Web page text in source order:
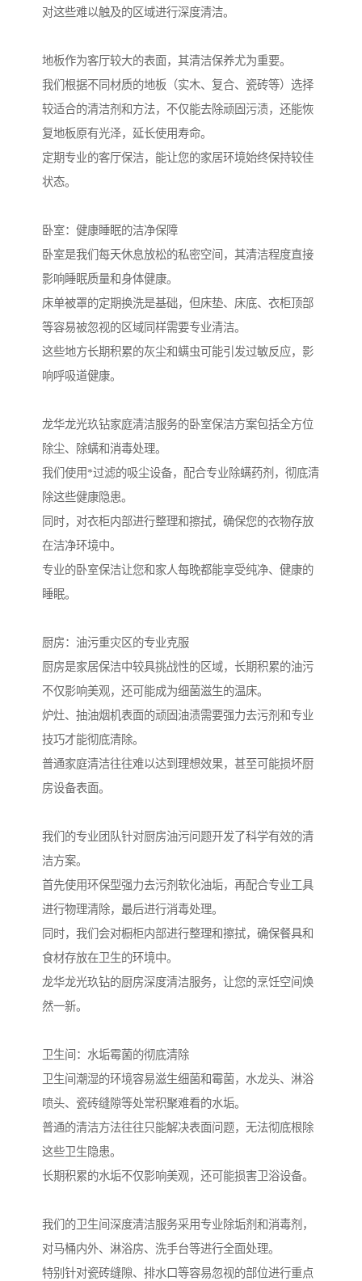
对这些难以触及的区域进行深度清洁。
地板作为客厅较大的表面，其清洁保养尤为重要。
我们根据不同材质的地板（实木、复合、瓷砖等）选择
较适合的清洁剂和方法，不仅能去除顽固污渍，还能恢
复地板原有光泽，延长使用寿命。
定期专业的客厅保洁，能让您的家居环境始终保持较佳
状态。
卧室：健康睡眠的洁净保障
卧室是我们每天休息放松的私密空间，其清洁程度直接
影响睡眠质量和身体健康。
床单被罩的定期换洗是基础，但床垫、床底、衣柜顶部
等容易被忽视的区域同样需要专业清洁。
这些地方长期积累的灰尘和螨虫可能引发过敏反应，影
响呼吸道健康。
龙华龙光玖钻家庭清洁服务的卧室保洁方案包括全方位
除尘、除螨和消毒处理。
我们使用*过滤的吸尘设备，配合专业除螨药剂，彻底清
除这些健康隐患。
同时，对衣柜内部进行整理和擦拭，确保您的衣物存放
在洁净环境中。
专业的卧室保洁让您和家人每晚都能享受纯净、健康的
睡眠。
厨房：油污重灾区的专业克服
厨房是家居保洁中较具挑战性的区域，长期积累的油污
不仅影响美观，还可能成为细菌滋生的温床。
炉灶、抽油烟机表面的顽固油渍需要强力去污剂和专业
技巧才能彻底清除。
普通家庭清洁往往难以达到理想效果，甚至可能损坏厨
房设备表面。
我们的专业团队针对厨房油污问题开发了科学有效的清
洁方案。
首先使用环保型强力去污剂软化油垢，再配合专业工具
进行物理清除，最后进行消毒处理。
同时，我们会对橱柜内部进行整理和擦拭，确保餐具和
食材存放在卫生的环境中。
龙华龙光玖钻的厨房深度清洁服务，让您的烹饪空间焕
然一新。
卫生间：水垢霉菌的彻底清除
卫生间潮湿的环境容易滋生细菌和霉菌，水龙头、淋浴
喷头、瓷砖缝隙等处常积聚难看的水垢。
普通的清洁方法往往只能解决表面问题，无法彻底根除
这些卫生隐患。
长期积累的水垢不仅影响美观，还可能损害卫浴设备。
我们的卫生间深度清洁服务采用专业除垢剂和消毒剂，
对马桶内外、淋浴房、洗手台等进行全面处理。
特别针对瓷砖缝隙、排水口等容易忽视的部位进行重点